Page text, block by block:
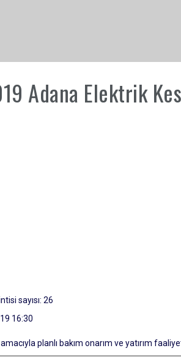
Adana Elektrik
sayısı: 26
16:30
planlı bakım onarım ve yatırım